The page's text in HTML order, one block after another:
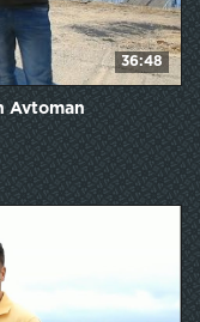
36:48
Avtoman